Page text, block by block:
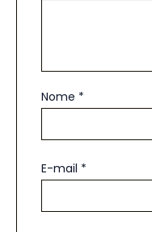
Nome *
E-mail *